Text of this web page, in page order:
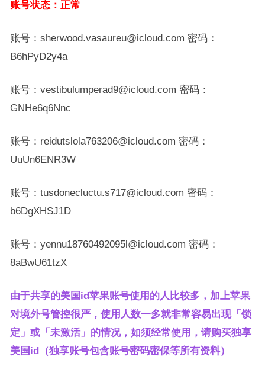
账号状态：正常
账号：sherwood.vasaureu@icloud.com 密码：
B6hPyD2y4a
账号：vestibulumperad9@icloud.com 密码：
GNHe6q6Nnc
账号：reidutslola763206@icloud.com 密码：
UuUn6ENR3W
账号：tusdonecluctu.s717@icloud.com 密码：
b6DgXHSJ1D
账号：yennu18760492095l@icloud.com 密码：
8aBwU61tzX
由于共享的美国id苹果账号使用的人比较多，加上苹果
对境外号管控很严，使用人数一多就非常容易出现「锁
定」或「未激活」的情况，如须经常使用，请购买独享
美国id（独享账号包含账号密码密保等所有资料）